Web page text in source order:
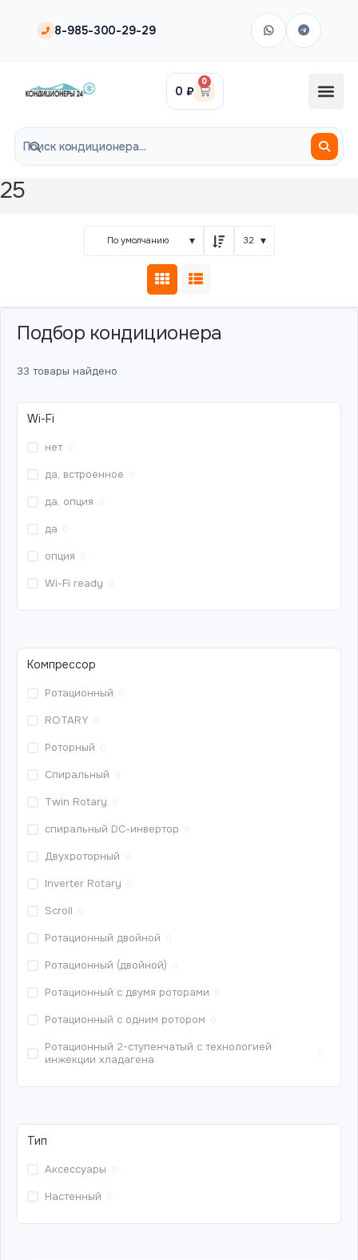
8-985-300-29-29
0 ₽
0
25
По умолчанию 32
Подбор кондиционера
33 товары найдено
Wi-Fi
нет
да, встроенное
да, опция
да
опция
Wi-Fi ready
Компрессор
Ротационный
ROTARY
Роторный
Спиральный
Twin Rotary
спиральный DС-инвертор
Двухроторный
Inverter Rotary
Scroll
Ротационный двойной
Ротационный (двойной)
Ротационный с двумя роторами
Ротационный с одним ротором
Ротационный 2-ступенчатый с технологией
инжекции хладагена
Тип
Аксессуары
Настенный